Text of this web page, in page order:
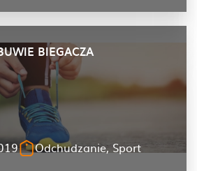
BIEGACZA
Odchudzanie, Sport